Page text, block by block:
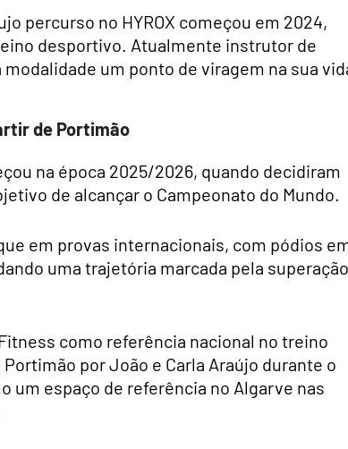
percurso no HYROX começou em 2024,
desportivo. Atualmente instrutor de
um ponto de viragem na sua
de Portimão
na época 2025/2026, quando decidiram
de alcançar o Campeonato do Mundo.
em provas internacionais, com pódios
uma trajetória marcada pela
como referência nacional no treino
por João e Carla Araújo durante o
um espaço de referência no Algarve nas